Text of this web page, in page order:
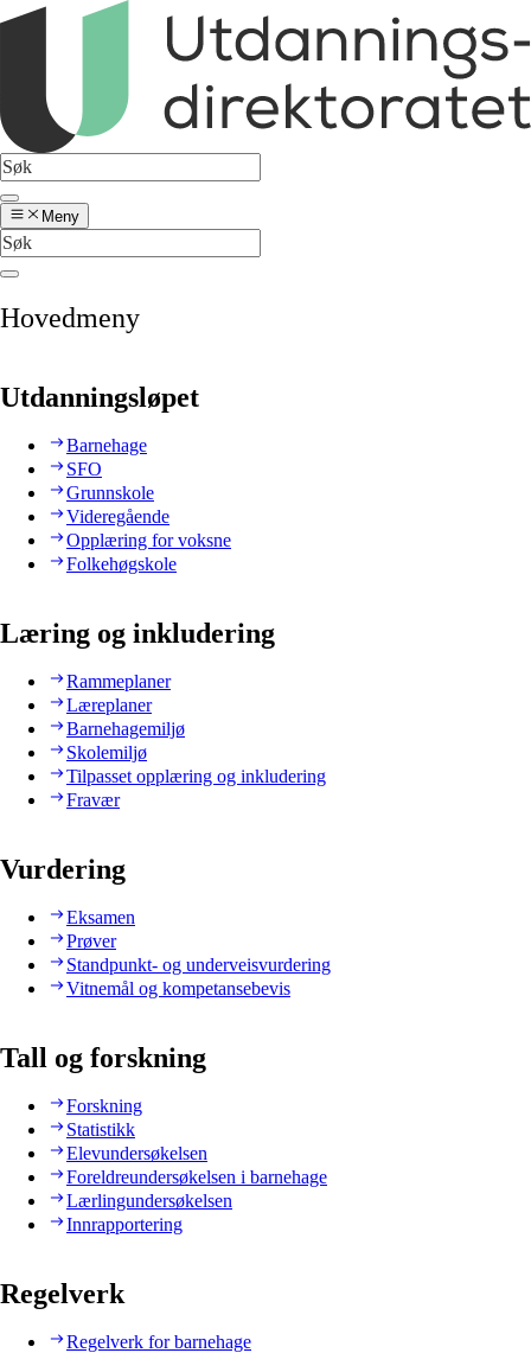
Meny
Hovedmeny
Utdanningsløpet
Barnehage
SFO
Grunnskole
Videregående
Opplæring for voksne
Folkehøgskole
Læring og inkludering
Rammeplaner
Læreplaner
Barnehagemiljø
Skolemiljø
Tilpasset opplæring og inkludering
Fravær
Vurdering
Eksamen
Prøver
Standpunkt- og underveisvurdering
Vitnemål og kompetansebevis
Tall og forskning
Forskning
Statistikk
Elevundersøkelsen
Foreldreundersøkelsen i barnehage
Lærlingundersøkelsen
Innrapportering
Regelverk
Regelverk for barnehage